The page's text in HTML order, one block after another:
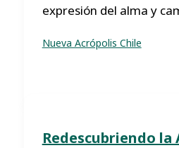
expresión del alma y
Nueva Acrópolis Chile
Redescubriendo la